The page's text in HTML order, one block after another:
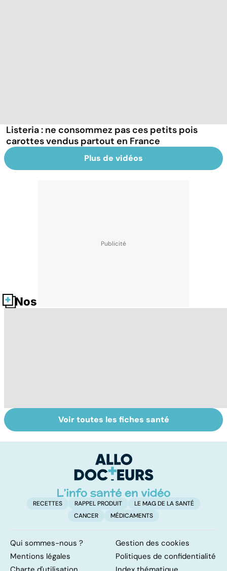
Listeria : ne consommez pas ces petits pois
carottes vendus partout en France
Plus de vidéos
Nos fiches santé
Tout savoir sur
les infections
Inflammation des
amygdales : que
d'angine ?
Voir toutes les fiches santé
RECETTES RAPPEL PRODUIT
LE MAG DE LA SANTÉ
CANCER
MÉDICAMENTS
Qui sommes-nous ?
Gestion des cookies
Mentions légales
Politiques de confidentialité